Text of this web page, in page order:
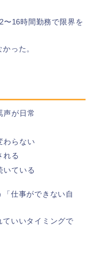
〜16時間勤務で限界を
った。
声が日常
わらない
れる
いている
仕事ができない自
いいタイミングで